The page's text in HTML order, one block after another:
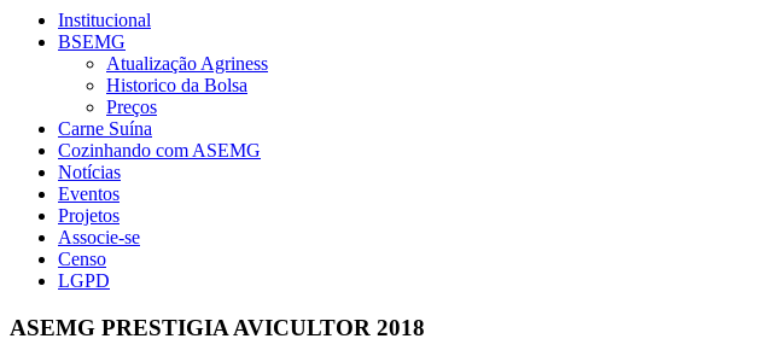
Institucional
BSEMG
Atualização Agriness
Historico da Bolsa
Preços
Carne Suína
Cozinhando com ASEMG
Notícias
Eventos
Projetos
Associe-se
Censo
LGPD
ASEMG PRESTIGIA AVICULTOR 2018